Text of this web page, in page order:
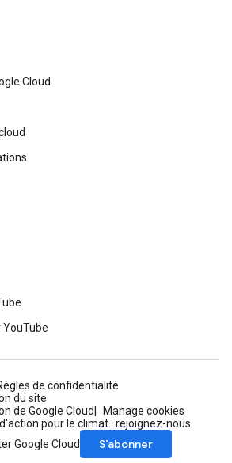
Cloud
YouTube
de confidentialité
du site
de Google Cloud
Manage cookies
pour le climat : rejoignez-nous
Google Cloud
S’abonner